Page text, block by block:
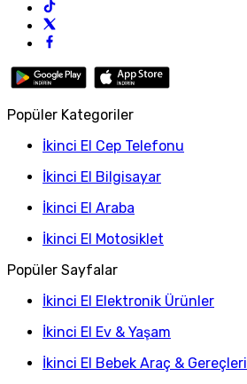
Popüler Kategoriler
İkinci El Cep Telefonu
İkinci El Bilgisayar
İkinci El Araba
İkinci El Motosiklet
Popüler Sayfalar
İkinci El Elektronik Ürünler
İkinci El Ev & Yaşam
İkinci El Bebek Araç & Gereçleri